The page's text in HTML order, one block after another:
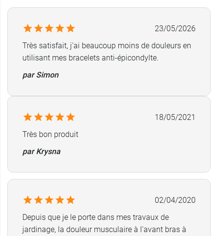
23/05/2026
Très satisfait, j'ai beaucoup moins de douleurs en
utilisant mes bracelets anti-épicondylte.
par Simon
18/05/2021
Très bon produit
par Krysna
02/04/2020
Depuis que je le porte dans mes travaux de
jardinage, la douleur musculaire à l'avant bras à